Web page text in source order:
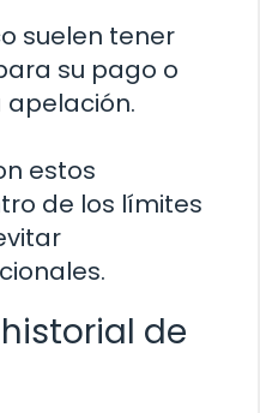
suelen tener
su pago o
estos
de los límites
de